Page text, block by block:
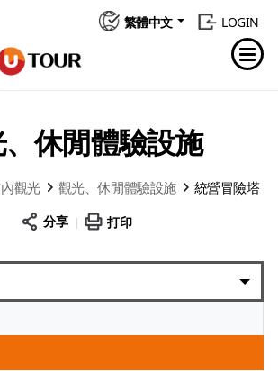
繁體中文 LOGIN
休閒體驗設施
觀光 觀光、休閒體驗設施 統營冒險塔
分享 打印